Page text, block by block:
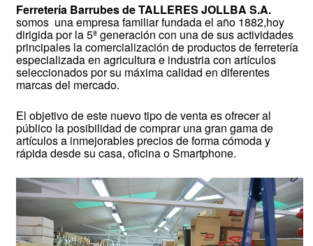
Ferretería Barrubes de TALLERES JOLLBA S.A.
somos una empresa familiar fundada el año 1882,hoy
dirigida por la 5ª generación con una de sus actividades
principales la comercialización de productos de ferretería
especializada en agricultura e industria con artículos
seleccionados por su máxima calidad en diferentes
marcas del mercado.
El objetivo de este nuevo tipo de venta es ofrecer al
público la posibilidad de comprar una gran gama de
artículos a inmejorables precios de forma cómoda y
rápida desde su casa, oficina o Smartphone.